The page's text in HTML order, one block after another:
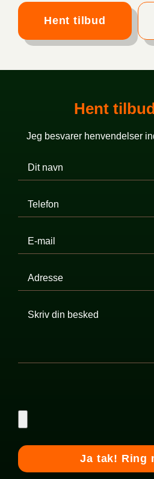
Hent tilbud
Hent
Jeg besvarer henvendelser
leave
this
empty.